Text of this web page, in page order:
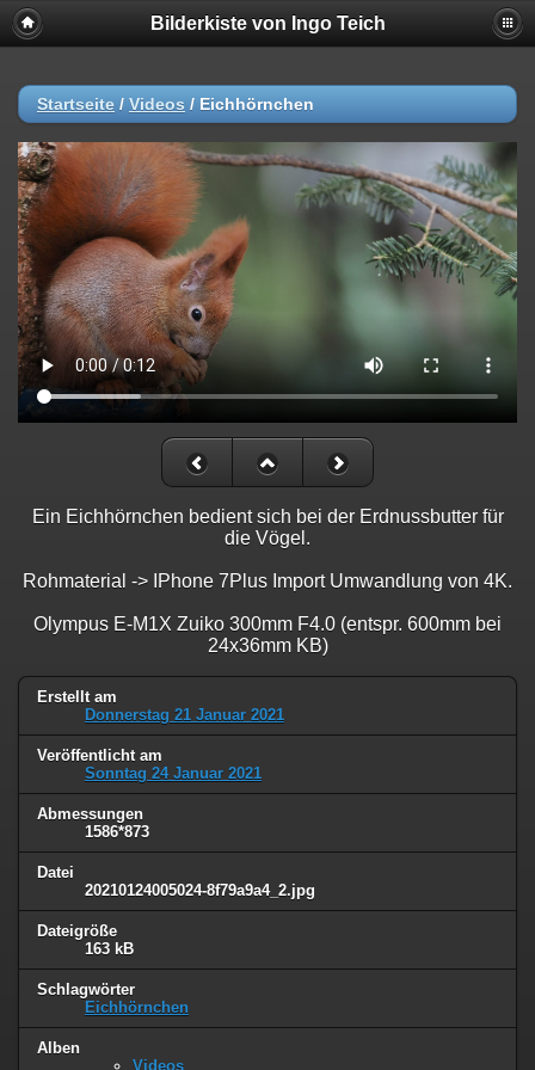
Bilderkiste von Ingo Teich
Startseite / Videos / Eichhörnchen
Ein Eichhörnchen bedient sich bei der Erdnussbutter für
die Vögel.
Rohmaterial -> IPhone 7Plus Import Umwandlung von 4K.
Olympus E-M1X Zuiko 300mm F4.0 (entspr. 600mm bei
24x36mm KB)
Erstellt am
Donnerstag 21 Januar 2021
Veröffentlicht am
Sonntag 24 Januar 2021
Abmessungen
1586*873
Datei
20210124005024-8f79a9a4_2.jpg
Dateigröße
163 kB
Schlagwörter
Eichhörnchen
Alben
Videos